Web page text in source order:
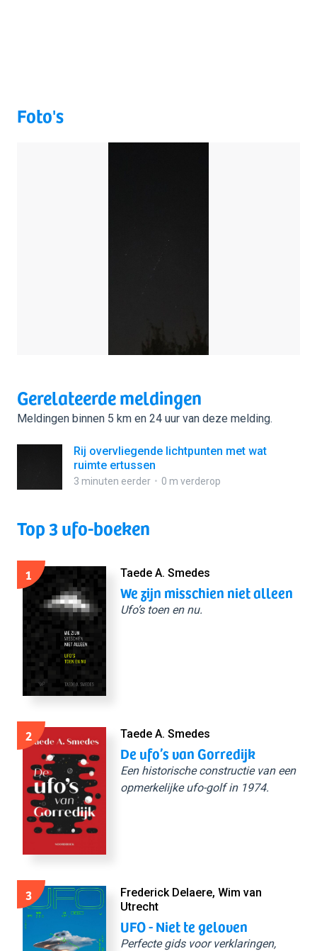
Foto's
Gerelateerde meldingen
Meldingen binnen 5 km en 24 uur van deze melding.
Rij overvliegende lichtpunten met wat
ruimte ertussen
3 minuten eerder 0 m verderop
Top 3 ufo-boeken
1 Taede A. Smedes
We zijn misschien niet alleen
Ufo’s toen en nu.
2 Taede A. Smedes
De ufo’s van Gorredijk
Een historische constructie van een
opmerkelijke ufo-golf in 1974.
3
Frederick Delaere, Wim van
Utrecht
UFO - Niet te geloven
Perfecte gids voor verklaringen,